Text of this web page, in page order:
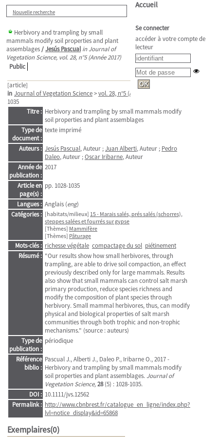
Nouvelle recherche
Herbivory and trampling by small
mammals modify soil properties and plant
assemblages/Jesús Pascual in Journal of
Vegetation Science, vol. 28, n°5 (Année 2017)
Public
[article]
in Journal of Vegetation Science>vol. 28, n°5 (Année 2017)
1035
Titre : Herbivory and trampling by small mammals modify
soil properties and plant assemblages
Type de
document :
texte imprimé
Auteurs : Jesús Pascual, Auteur ;Juan Alberti, Auteur ; Pedro
Daleo, Auteur ;Oscar Iribarne, Auteur
Année de
publication :
2017
Article en
page(s) :
pp. 1028-1035
Langues : Anglais (eng)
Catégories : [habitats/milieux] 15 - Marais salés, prés salés (schorres),
steppes salées et fourrés sur gypse
[Thèmes] Mammifère
[Thèmes] Pâturage
Mots-clés : richesse végétale compactage du sol piétinement
Résumé : "Our results show how small herbivores, through
trampling, are able to drive soil compaction, an effect
previously described only for large mammals. Results
also show that small mammals can control salt marsh
primary production, reduce species richness and
modify the composition of plant species through
herbivory. Small mammal herbivores, thus, can modify
physical and biological properties of salt marsh
communities through both trophic and non-trophic
mechanisms." (source : auteurs)
Type de
publication :
périodique
Référence
biblio :
Pascual J., Alberti J., Daleo P., Iribarne O., 2017 -
Herbivory and trampling by small mammals modify
soil properties and plant assemblages. Journal of
Vegetation Science,28(5) : 1028-1035.
DOI : 10.1111/jvs.12562
Permalink : http://www.cbnbrest.fr/catalogue_en_ligne/index.php?
lvl=notice_display&id=65868
Exemplaires(0)
Accueil
Se connecter
accéder à votre compte de
lecteur